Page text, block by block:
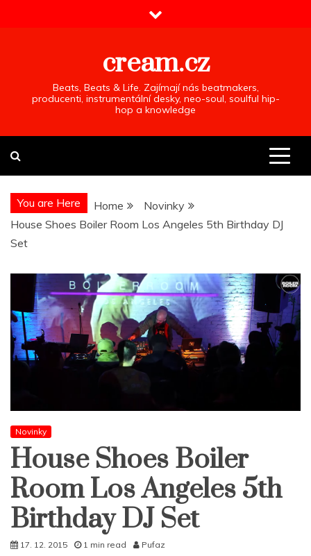
cream.cz
Beats, Beats & Life. Zajímají nás beatmakers,
producenti, instrumentální desky, neo-soul, soulful hip-
hop a knowledge
You are Here Home
Novinky
House Shoes Boiler Room Los Angeles 5th Birthday DJ
Set
Novinky
House Shoes Boiler
Room Los Angeles 5th
Birthday DJ Set
17. 12. 2015 1 min read Pufaz